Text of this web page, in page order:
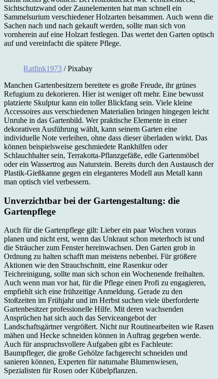
Sichtschutzwand oder Zaunelementen hat man schnell ein
Sammelsurium verschiedener Holzarten beisammen. Auch wenn die
Sachen nach und nach gekauft werden, sollte man sich von
vornherein auf eine Holzart festlegen. Das wertet den Garten optisch
auf und vereinfacht die spätere Pflege.
Ratfink1973 / Pixabay
Manchen Gartenbesitzern bereitete es große Freude, ihr grünes
Refugium zu dekorieren. Hier ist weniger oft mehr. Eine bewusst
platzierte Skulptur kann ein toller Blickfang sein. Viele kleine
Accessoires aus verschiedenen Materialien bringen hingegen leicht
Unruhe in das Gartenbild. Wer praktische Elemente in einer
dekorativen Ausführung wählt, kann seinem Garten eine
individuelle Note verleihen, ohne dass dieser überladen wirkt. Das
können beispielsweise geschmiedete Rankhilfen oder
Schlauchhalter sein, Terrakotta-Pflanzgefäße, edle Gartenmöbel
oder ein Wassertrog aus Naturstein. Bereits durch den Austausch der
Plastik-Gießkanne gegen ein eleganteres Modell aus Metall kann
man optisch viel verbessern.
Unverzichtbar bei der Gartengestaltung: die
Gartenpflege
Auch für die Gartenpflege gilt: Lieber ein paar Wochen voraus
planen und nicht erst, wenn das Unkraut schon meterhoch ist und
die Sträucher zum Fenster hereinwachsen. Den Garten grob in
Ordnung zu halten schafft man meistens nebenbei. Für größere
Aktionen wie den Strauchschnitt, eine Rasenkur oder
Teichreinigung, sollte man sich schon ein Wochenende freihalten.
Auch wenn man vor hat, für die Pflege einen Profi zu engagieren,
empfiehlt sich eine frühzeitige Anmeldung. Gerade zu den
Stoßzeiten im Frühjahr und im Herbst suchen viele überforderte
Gartenbesitzer professionelle Hilfe. Mit deren wachsenden
Ansprüchen hat sich auch das Serviceangebot der
Landschaftsgärtner vergrößert. Nicht nur Routinearbeiten wie Rasen
mähen und Hecke schneiden können in Auftrag gegeben werde.
Auch für anspruchsvollere Aufgaben gibt es Fachleute:
Baumpfleger, die große Gehölze fachgerecht schneiden und
sanieren können, Experten für naturnahe Blumenwiesen,
Spezialisten für Rosen oder Kübelpflanzen.